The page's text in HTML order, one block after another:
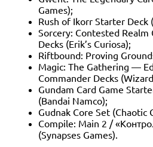
Games);
Rush of Ikorr Starter Deck
Sorcery: Contested
Decks (Erik’s Curiosa);
Riftbound: Proving
Magic: The Gathering —
Commander Decks
Gundam Card Game
(Bandai Namco);
Gudnak Core Set (Chaotic
Compile: Main 2 /
(Synapses Games).